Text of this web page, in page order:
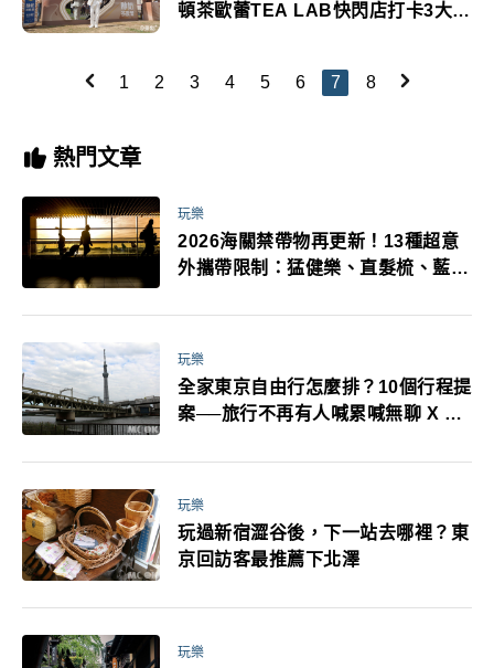
頓茶歐蕾TEA LAB快閃店打卡3大亮
1 2 3 4 5 6 7 8
熱門文章
玩樂
2026海關禁帶物再更新！13種超意
外攜帶限制：猛健樂、直髮梳、藍牙
萬！注意事項一次看！
玩樂
全家東京自由行怎麼排？10個行程提
案──旅行不再有人喊累喊無聊 X 爸
玩樂
玩過新宿澀谷後，下一站去哪裡？東
京回訪客最推薦下北澤
玩樂